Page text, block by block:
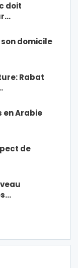
doit
domicile
Rabat
en Arabie
de